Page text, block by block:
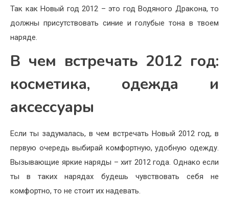
Так как Новый год 2012 – это год Водяного Дракона, то
должны присутствовать синие и голубые тона в твоем
наряде.
В чем встречать 2012 год:
косметика, одежда и
аксессуары
Если ты задумалась, в чем встречать Новый 2012 год, в
первую очередь выбирай комфортную, удобную одежду.
Вызывающие яркие наряды – хит 2012 года. Однако если
ты в таких нарядах будешь чувствовать себя не
комфортно, то не стоит их надевать.